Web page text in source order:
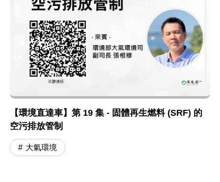
【環境直達車】第 19 集 - 固體再生燃料 (SRF) 的
空污排放管制
大氣環境